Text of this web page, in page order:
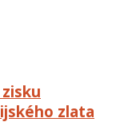
zlata